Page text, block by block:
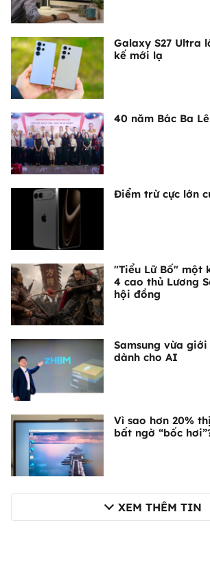
Galaxy S27 Ultra
kế mới lạ
40 năm Bác Ba
Điểm trừ cực lớn
"Tiểu Lữ Bố" một
4 cao thủ Lương
hội đồng
Samsung vừa
dành cho AI
Vì sao hơn 20%
bất ngờ “bốc
XEM THÊM TIN